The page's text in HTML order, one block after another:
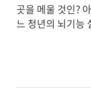
곳을 메울 것인?
느 청년의 뇌기능